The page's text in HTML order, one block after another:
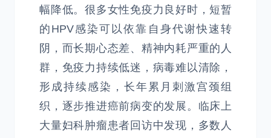
幅降低。很多女性免疫力良好时，短暂
的HPV感染可以依靠自身代谢快速转
阴，而长期心态差、精神内耗严重的人
群，免疫力持续低迷，病毒难以清除，
形成持续感染，长年累月刺激宫颈组
织，逐步推进癌前病变的发展。临床上
大量妇科肿瘤患者回访中发现，多数人